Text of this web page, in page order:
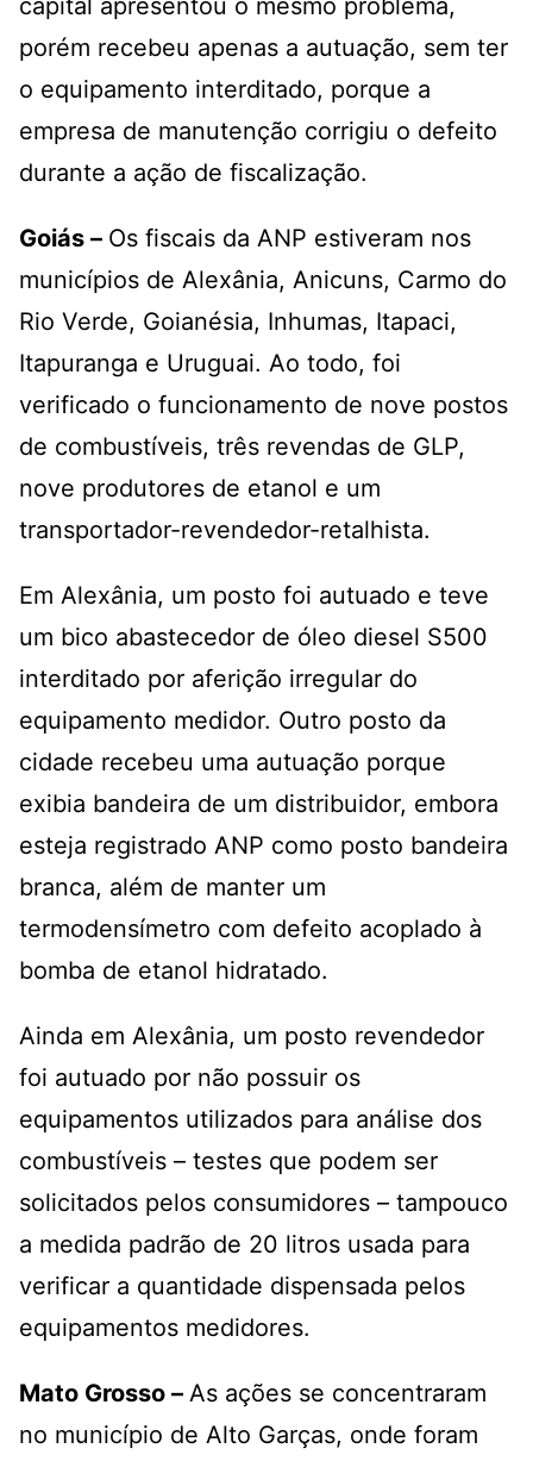
capital apresentou o mesmo problema,
porém recebeu apenas a autuação, sem ter
o equipamento interditado, porque a
empresa de manutenção corrigiu o defeito
durante a ação de fiscalização.
Goiás – Os fiscais da ANP estiveram nos
municípios de Alexânia, Anicuns, Carmo do
Rio Verde, Goianésia, Inhumas, Itapaci,
Itapuranga e Uruguai. Ao todo, foi
verificado o funcionamento de nove postos
de combustíveis, três revendas de GLP,
nove produtores de etanol e um
transportador-revendedor-retalhista.
Em Alexânia, um posto foi autuado e teve
um bico abastecedor de óleo diesel S500
interditado por aferição irregular do
equipamento medidor. Outro posto da
cidade recebeu uma autuação porque
exibia bandeira de um distribuidor, embora
esteja registrado ANP como posto bandeira
branca, além de manter um
termodensímetro com defeito acoplado à
bomba de etanol hidratado.
Ainda em Alexânia, um posto revendedor
foi autuado por não possuir os
equipamentos utilizados para análise dos
combustíveis – testes que podem ser
solicitados pelos consumidores – tampouco
a medida padrão de 20 litros usada para
verificar a quantidade dispensada pelos
equipamentos medidores.
Mato Grosso – As ações se concentraram
no município de Alto Garças, onde foram